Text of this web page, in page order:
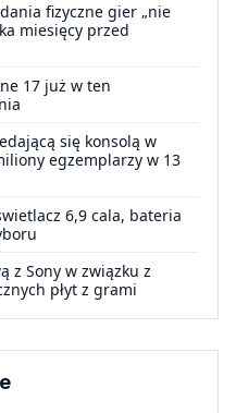
fizyczne gier „nie
miesięcy przed
17 już w ten
się konsolą w
egzemplarzy w 13
6,9 cala, bateria
z Sony w związku z
płyt z grami